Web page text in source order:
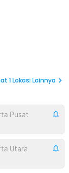
1Lokasi Lainnya
Pusat
Utara